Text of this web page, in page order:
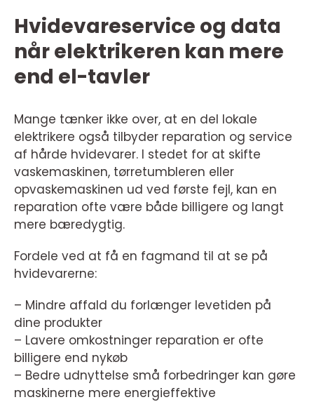
Hvidevareservice og data
når elektrikeren kan mere
end el-tavler
Mange tænker ikke over, at en del lokale
elektrikere også tilbyder reparation og service
af hårde hvidevarer. I stedet for at skifte
vaskemaskinen, tørretumbleren eller
opvaskemaskinen ud ved første fejl, kan en
reparation ofte være både billigere og langt
mere bæredygtig.
Fordele ved at få en fagmand til at se på
hvidevarerne:
– Mindre affald du forlænger levetiden på
dine produkter
– Lavere omkostninger reparation er ofte
billigere end nykøb
– Bedre udnyttelse små forbedringer kan gøre
maskinerne mere energieffektive